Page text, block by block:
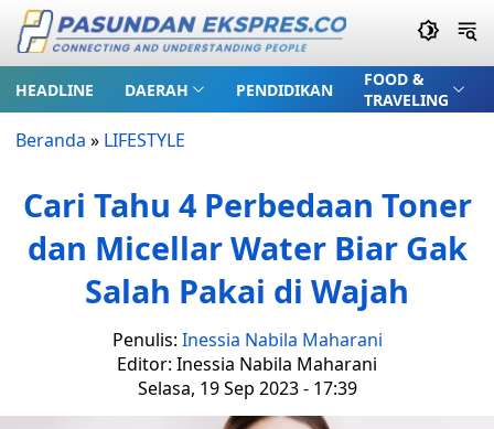
HEADLINE DAERAH PENDIDIKAN
FOOD &
TRAVELING
Beranda » LIFESTYLE
Cari Tahu 4 Perbedaan Toner
dan Micellar Water Biar Gak
Salah Pakai di Wajah
Penulis: Inessia Nabila Maharani
Editor: Inessia Nabila Maharani
Selasa, 19 Sep 2023 - 17:39